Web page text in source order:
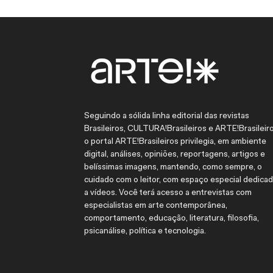
Seguindo a sólida linha editorial das revistas
Brasileiros, CULTURA!Brasileiros e
o portal ARTE!Brasileiros privilegia, em ambiente
digital, análises, opiniões, reportagens, artigos e
belíssimas imagens, mantendo, como sempre, o
cuidado com o leitor, com espaço especial
a vídeos. Você terá acesso a entrevistas com
especialistas em arte contemporânea,
comportamento, educação, literatura, filosofia,
psicanálise, política e tecnologia.